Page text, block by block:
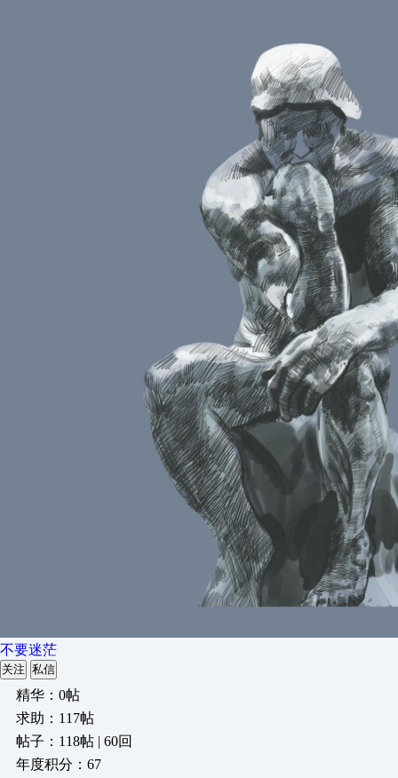
不要迷茫
关注 私信
精华：0帖
求助：117帖
帖子：118帖 | 60回
年度积分：67